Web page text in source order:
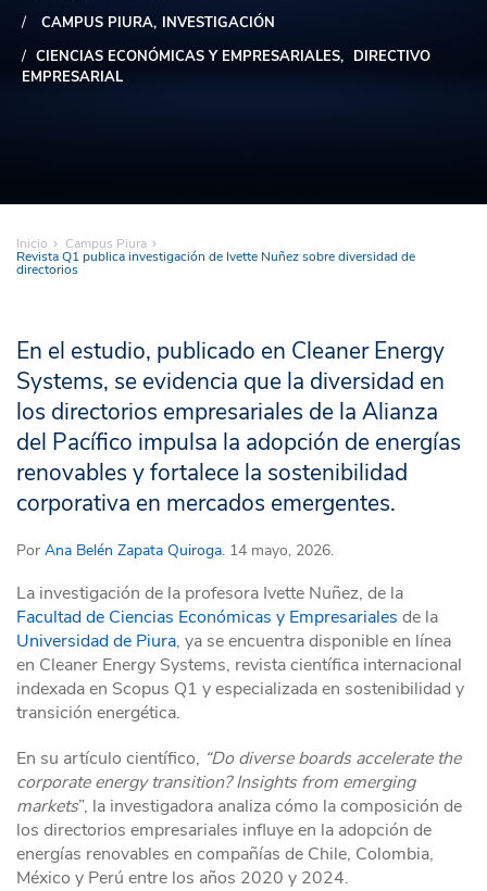
CAMPUS PIURA INVESTIGACIÓN
CIENCIAS ECONÓMICAS Y EMPRESARIALES
DIRECTIVO
EMPRESARIAL
Inicio Campus Piura
Revista Q1 publica investigación de Ivette Nuñez sobre diversidad de
directorios
En el estudio, publicado en Cleaner Energy
Systems, se evidencia que la diversidad en
los directorios empresariales de la Alianza
del Pacífico impulsa la adopción de energías
renovables y fortalece la sostenibilidad
corporativa en mercados emergentes.
Por Ana Belén Zapata Quiroga. 14 mayo, 2026.
La investigación de la profesora Ivette Nuñez, de la
Facultad de Ciencias Económicas y Empresariales de la
Universidad de Piura, ya se encuentra disponible en línea
en Cleaner Energy Systems, revista científica internacional
indexada en Scopus Q1 y especializada en sostenibilidad y
transición energética.
En su artículo científico, “Do diverse boards accelerate the
corporate energy transition? Insights from emerging
markets”, la investigadora analiza cómo la composición de
los directorios empresariales influye en la adopción de
energías renovables en compañías de Chile, Colombia,
México y Perú entre los años 2020 y 2024.